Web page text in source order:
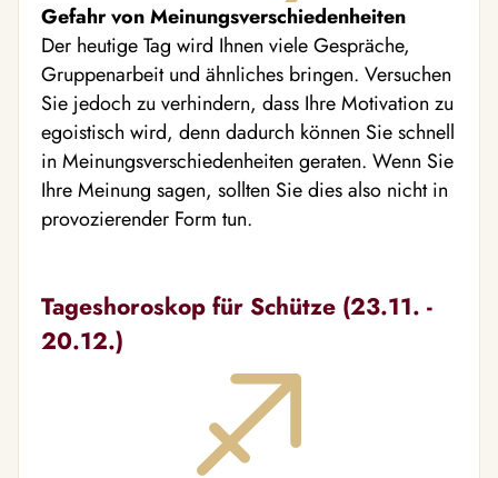
Gefahr von Meinungsverschiedenheiten
Der heutige Tag wird Ihnen viele Gespräche,
Gruppenarbeit und ähnliches bringen. Versuchen
Sie jedoch zu verhindern, dass Ihre Motivation zu
egoistisch wird, denn dadurch können Sie schnell
in Meinungsverschiedenheiten geraten. Wenn Sie
Ihre Meinung sagen, sollten Sie dies also nicht in
provozierender Form tun.
Tageshoroskop für Schütze (23.11. -
20.12.)